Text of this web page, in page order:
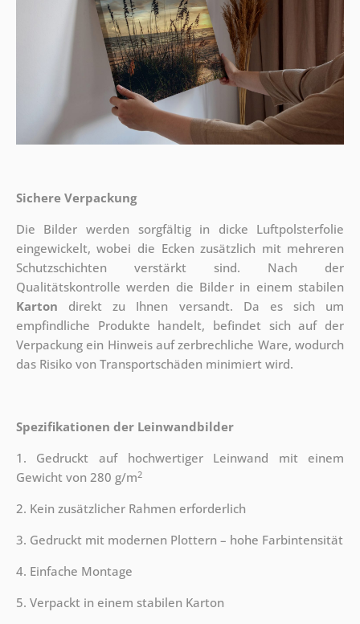
Sichere Verpackung
Die Bilder werden sorgfältig in dicke Luftpolsterfolie
eingewickelt, wobei die Ecken zusätzlich mit mehreren
Schutzschichten verstärkt sind. Nach der
Qualitätskontrolle werden die Bilder in einem stabilen
Karton direkt zu Ihnen versandt. Da es sich um
empfindliche Produkte handelt, befindet sich auf der
Verpackung ein Hinweis auf zerbrechliche Ware, wodurch
das Risiko von Transportschäden minimiert wird.
Spezifikationen der Leinwandbilder
1. Gedruckt auf hochwertiger Leinwand mit einem
Gewicht von 280 g/m2
2. Kein zusätzlicher Rahmen erforderlich
3. Gedruckt mit modernen Plottern – hohe Farbintensität
4. Einfache Montage
5. Verpackt in einem stabilen Karton